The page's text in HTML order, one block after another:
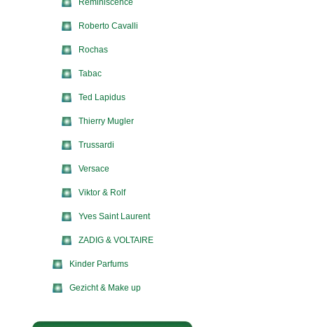
Reminiscence
Roberto Cavalli
Rochas
Tabac
Ted Lapidus
Thierry Mugler
Trussardi
Versace
Viktor & Rolf
Yves Saint Laurent
ZADIG & VOLTAIRE
Kinder Parfums
Gezicht & Make up